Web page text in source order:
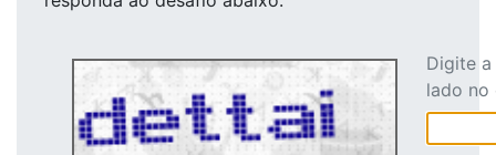
Digite
lado no